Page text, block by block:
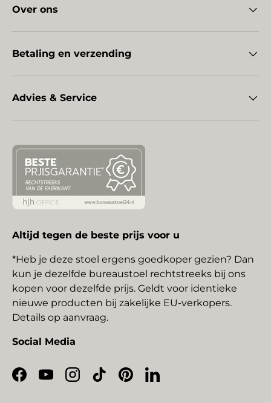
Over ons
Betaling en verzending
Advies & Service
Altijd tegen de beste prijs voor u
*Heb je deze stoel ergens goedkoper gezien? Dan
kun je dezelfde bureaustoel rechtstreeks bij ons
kopen voor dezelfde prijs. Geldt voor identieke
nieuwe producten bij zakelijke EU-verkopers.
Details op aanvraag.
Social Media
Facebook
YouTubeInstagram
TikTokPinterestLinkedIn